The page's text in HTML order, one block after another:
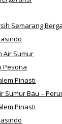
Semarang
Sumur Bau –
Pinasti